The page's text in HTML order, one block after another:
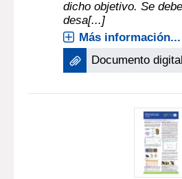
dicho objetivo. Se
desa[...]
Más información...
Documento digital